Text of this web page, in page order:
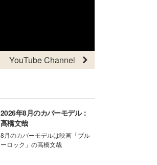
YouTube Channel
2026年8月のカバーモデル：
高橋文哉
8月のカバーモデルは映画「ブル
ーロック」の高橋文哉